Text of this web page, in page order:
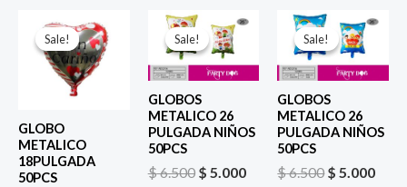
Sale!
Sale!
GLOBO
METALICO
18PULGADA
50PCS
precio
original
era:
$ 4.000.
$ 2.800.
Sale!
Sale!
GLOBOS
METALICO 26
PULGADA NIÑOS
50PCS
$6.500
El
precio
original
era:
$ 6.500.
$ 5.000
El
$ 5.000.
Sale!
Sale!
GLOBOS
METALICO 26
PULGADA NIÑOS
50PCS
$6.500
El
precio
original
era:
$ 6.500.
$ 5.000
El